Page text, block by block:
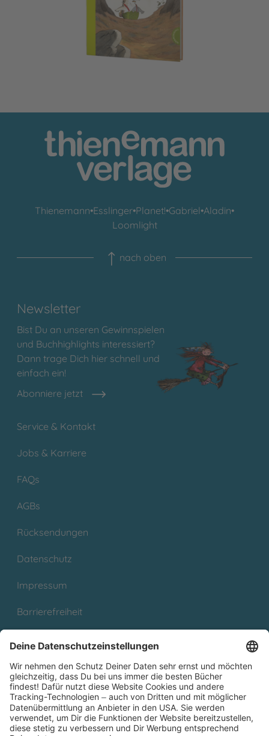
Thienemann•Esslinger•Planet!•Gabriel•Aladin•
Loomlight
nach oben
Newsletter
Bist Du an unseren Gewinnspielen
und Buchhighlights interessiert?
Dann trage Dich hier schnell und
einfach ein!
Abonniere jetzt
Service & Kontakt
Jobs & Karriere
FAQs
AGBs
Rücksendungen
Datenschutz
Impressum
Barrierefreiheit
Partnerprogramm (Affiliate)
Folge uns auf